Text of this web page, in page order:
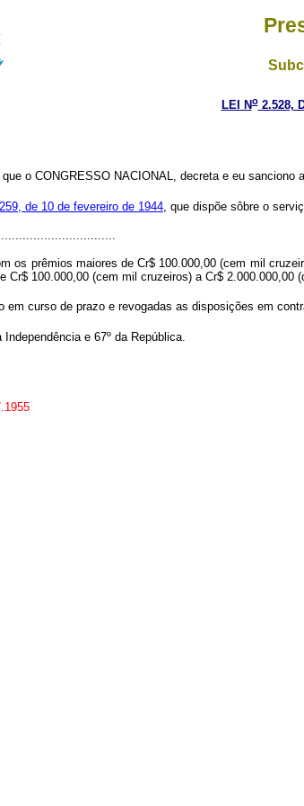
LEI No2.528,
o CONGRESSO NACIONAL, decreta e eu sanciono
de 10 de fevereiro de 1944, que dispõe sôbre o
os prêmios maiores de Cr$ 100.000,00 (cem mil
Cr$ 100.000,00 (cem mil cruzeiros) a Cr$
curso de prazo e revogadas as disposições em
e 67º da República.